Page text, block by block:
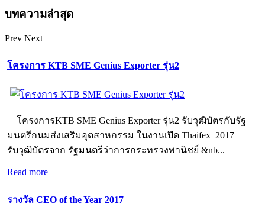
บทความล่าสุด
Prev Next
โครงการ KTB SME Genius Exporter รุ่น2
โครงการKTB SME Genius Exporter รุ่น2 รับวุฒิบัตรกับรัฐ
มนตรีกนมส่งเสริมอุตสาหกรรม ในงานเปิด Thaifex 2017
รับวุฒิบัตรจาก รัฐมนตรีว่าการกระทรวงพานิชย์ &nb...
Read more
รางวัล CEO of the Year 2017